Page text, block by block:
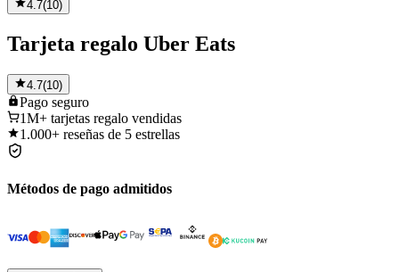
4.7(10)
Tarjeta regalo Uber Eats
4.7(10)
Pago seguro
1M+ tarjetas regalo vendidas
1.000+ reseñas de 5 estrellas
Métodos de pago admitidos